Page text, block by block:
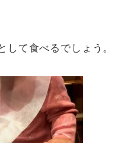
して食べるでしょう。